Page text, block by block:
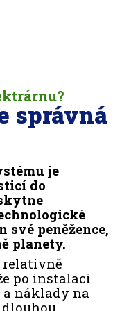
správná
je
do
své peněžence,
planety.
relativně
po instalaci
náklady na